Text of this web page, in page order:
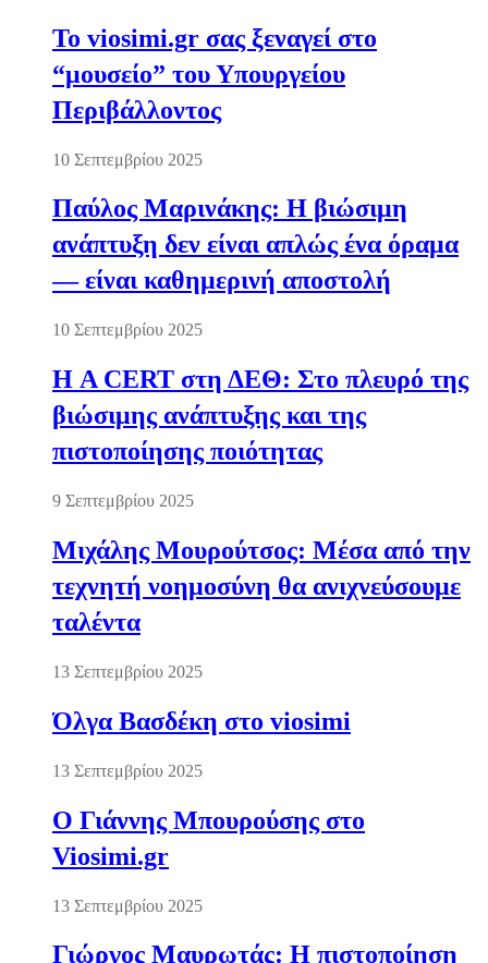
Το viosimi.gr σας ξεναγεί στο
“μουσείο” του Υπουργείου
Περιβάλλοντος
10 Σεπτεμβρίου 2025
Παύλος Μαρινάκης: Η βιώσιμη
ανάπτυξη δεν είναι απλώς ένα όραμα
— είναι καθημερινή αποστολή
10 Σεπτεμβρίου 2025
Η A CERT στη ΔΕΘ: Στο πλευρό της
βιώσιμης ανάπτυξης και της
πιστοποίησης ποιότητας
9 Σεπτεμβρίου 2025
Μιχάλης Μουρούτσος: Μέσα από την
τεχνητή νοημοσύνη θα ανιχνεύσουμε
ταλέντα
13 Σεπτεμβρίου 2025
Όλγα Βασδέκη στο viosimi
13 Σεπτεμβρίου 2025
Ο Γιάννης Μπουρούσης στο
Viosimi.gr
13 Σεπτεμβρίου 2025
Γιώργος Μαυρωτάς: Η πιστοποίηση